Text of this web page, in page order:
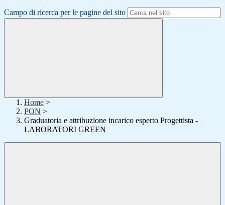
Campo di ricerca per le pagine del sito
Home >
PON >
Graduatoria e attribuzione incarico esperto Progettista -
LABORATORI GREEN